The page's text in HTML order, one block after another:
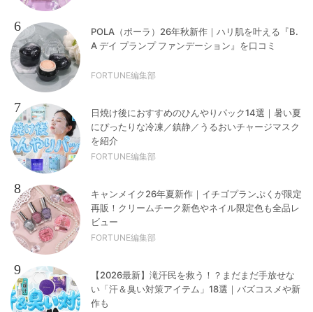
6
POLA（ポーラ）26年秋新作｜ハリ肌を叶える『B.
A デイ プランプ ファンデーション』を口コミ
FORTUNE編集部
7
日焼け後におすすめのひんやりパック14選｜暑い夏
にぴったりな冷凍／鎮静／うるおいチャージマスク
を紹介
FORTUNE編集部
8
キャンメイク26年夏新作｜イチゴプランぷくが限定
再販！クリームチーク新色やネイル限定色も全品レ
ビュー
FORTUNE編集部
9
【2026最新】滝汗民を救う！？まだまだ手放せな
い「汗＆臭い対策アイテム」18選｜バズコスメや新
作も